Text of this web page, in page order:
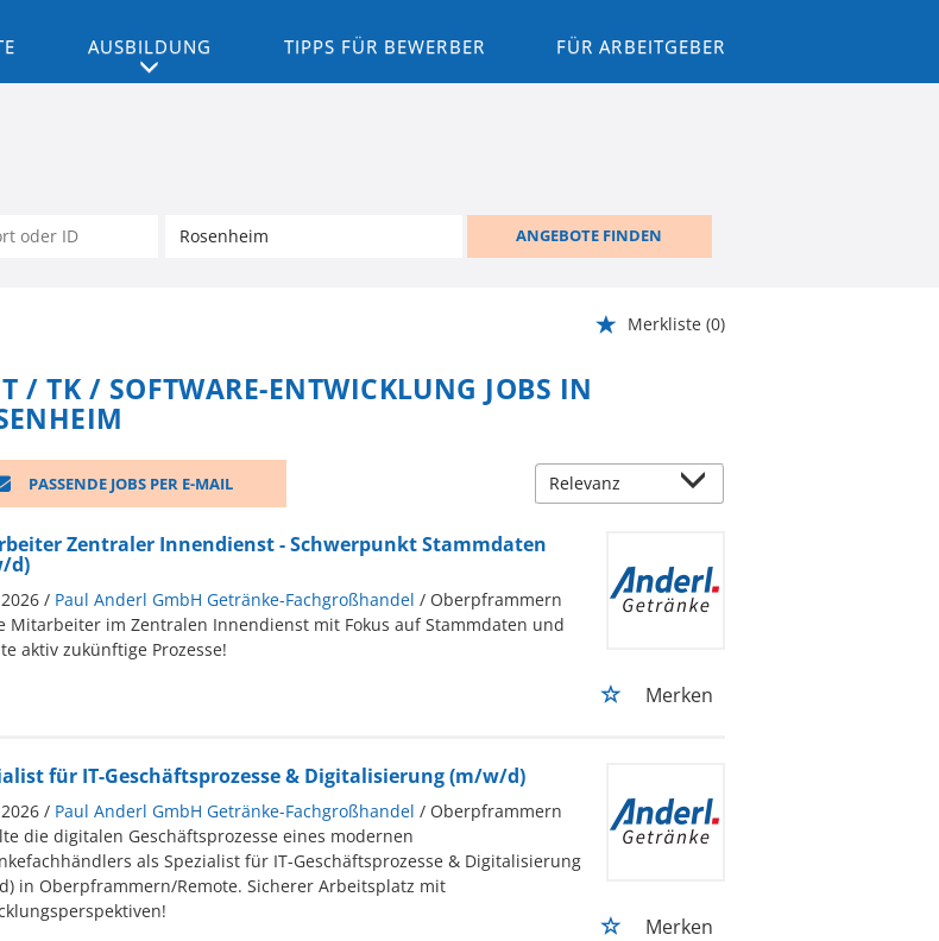
AUSBILDUNG TIPPS FÜR BEWERBER FÜR ARBEITGEBER
ANGEBOTE FINDEN
Merkliste (0)
/ TK / SOFTWARE-ENTWICKLUNG JOBS IN
PASSENDE JOBS PER E-MAIL
Zentraler Innendienst - Schwerpunkt Stammdaten
d)
/ Paul Anderl GmbH Getränke-Fachgroßhandel / Oberpframmern
Mitarbeiter im Zentralen Innendienst mit Fokus auf Stammdaten und
aktiv zukünftige Prozesse!
Merken
für IT-Geschäftsprozesse & Digitalisierung (m/w/d)
/ Paul Anderl GmbH Getränke-Fachgroßhandel / Oberpframmern
die digitalen Geschäftsprozesse eines modernen
als Spezialist für IT-Geschäftsprozesse & Digitalisierung
in Oberpframmern/Remote. Sicherer Arbeitsplatz mit
Merken